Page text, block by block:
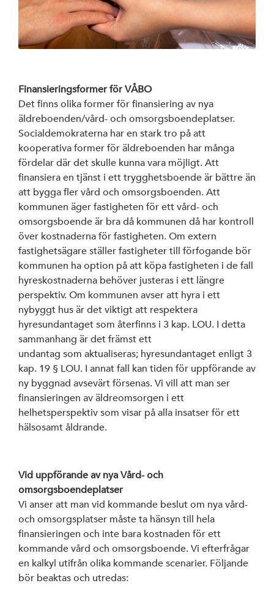
Finansieringsformer för VÅBO
Det finns olika former för finansiering av nya
äldreboenden/vård- och omsorgsboendeplatser.
Socialdemokraterna har en stark tro på att
kooperativa former för äldreboenden har många
fördelar där det skulle kunna vara möjligt. Att
finansiera en tjänst i ett trygghetsboende är bättre än
att bygga fler vård och omsorgsboenden. Att
kommunen äger fastigheten för ett vård- och
omsorgsboende är bra då kommunen då har kontroll
över kostnaderna för fastigheten. Om extern
fastighetsägare ställer fastigheter till förfogande bör
kommunen ha option på att köpa fastigheten i de fall
hyreskostnaderna behöver justeras i ett längre
perspektiv. Om kommunen avser att hyra i ett
nybyggt hus är det viktigt att respektera
hyresundantaget som återfinns i 3 kap. LOU. I detta
sammanhang är det främst ett
undantag som aktualiseras; hyresundantaget enligt 3
kap. 19 § LOU. I annat fall kan tiden för uppförande av
ny byggnad avsevärt försenas. Vi vill att man ser
finansieringen av äldreomsorgen i ett
helhetsperspektiv som visar på alla insatser för ett
hälsosamt åldrande.
Vid uppförande av nya Vård- och
omsorgsboendeplatser
Vi anser att man vid kommande beslut om nya vård-
och omsorgsplatser måste ta hänsyn till hela
finansieringen och inte bara kostnaden för ett
kommande vård och omsorgsboende. Vi efterfrågar
en kalkyl utifrån olika kommande scenarier. Följande
bör beaktas och utredas: